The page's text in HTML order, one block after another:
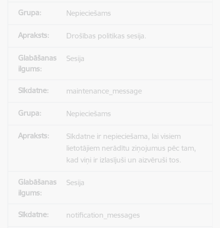
Nepieciešams
Drošības politikas sesija.
Sesija
maintenance_message
Nepieciešams
Sīkdatne ir nepieciešama, lai visiem
lietotājiem nerādītu ziņojumus pēc tam,
kad viņi ir izlasījuši un aizvēruši tos.
Sesija
notification_messages